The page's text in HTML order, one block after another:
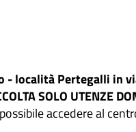
- località Pertegalli in
SOLO UTENZE
accedere al